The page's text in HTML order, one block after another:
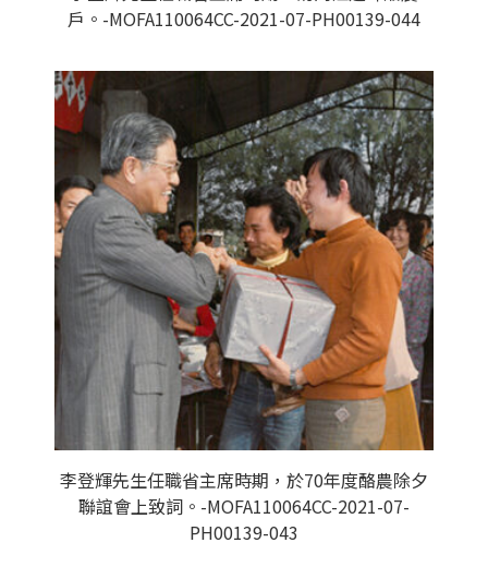
戶。-MOFA110064CC-2021-07-PH00139-044
李登輝先生任職省主席時期，於70年度酪農除夕
聯誼會上致詞。-MOFA110064CC-2021-07-
PH00139-043